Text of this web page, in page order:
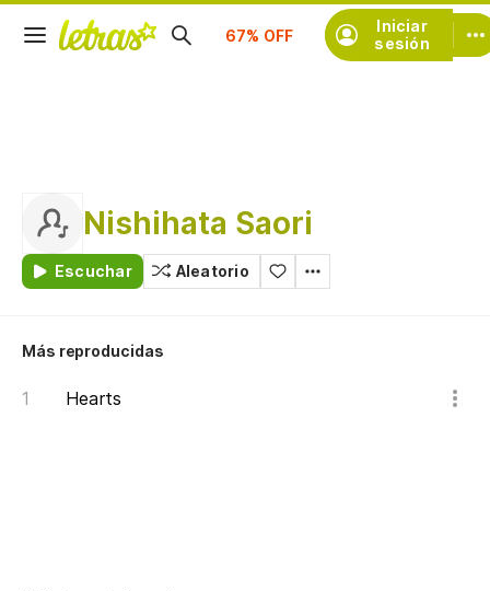
Iniciar
sesión
Suscríbete
Nishihata Saori
Escuchar Aleatorio
Más reproducidas
Hearts